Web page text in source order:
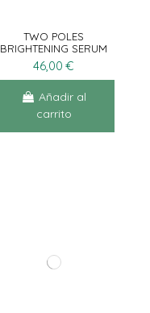
TWO POLES
BRIGHTENING SERUM
30ML
46,00 €
Añadir al
carrito